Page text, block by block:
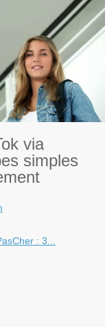
via
simples
: 3...